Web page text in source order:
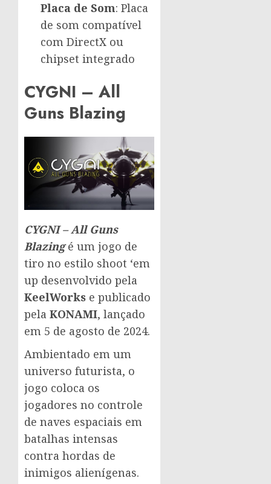
Placa de Som: Placa
de som compatível
com DirectX ou
chipset integrado
CYGNI – All
Guns Blazing
CYGNI – All Guns
Blazingé um jogo de
tiro no estilo shoot ‘em
up desenvolvido pela
KeelWorks e publicado
pela KONAMI, lançado
em 5 de agosto de 2024.
Ambientado em um
universo futurista, o
jogo coloca os
jogadores no controle
de naves espaciais em
batalhas intensas
contra hordas de
inimigos alienígenas.